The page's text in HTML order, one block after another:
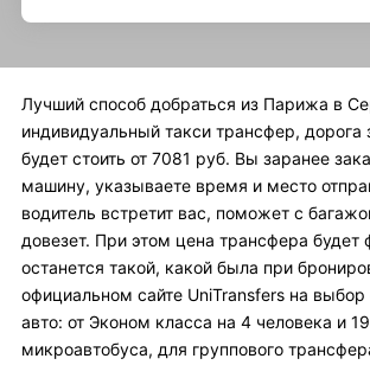
Лучший способ добраться из Парижа в
индивидуальный такси трансфер,
будет стоить от 7081 руб. Вы заранее
машину, указываете время и место
водитель встретит вас, поможет с
довезет. При этом цена трансфера будет
останется такой, какой была при
официальном сайте UniTransfers на выбор
авто: от Эконом класса на 4 человека и
микроавтобуса, для группового